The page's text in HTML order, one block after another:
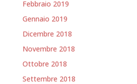
Febbraio 2019
Gennaio 2019
Dicembre 2018
Novembre 2018
Ottobre 2018
Settembre 2018